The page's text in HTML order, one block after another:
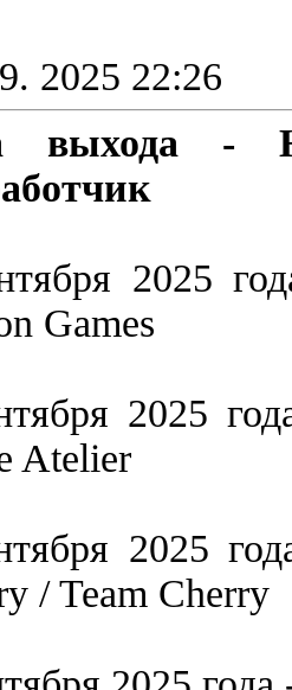
2025 22:26
выхода -
2025
Games
2025
Atelier
2025
/ Team Cherry